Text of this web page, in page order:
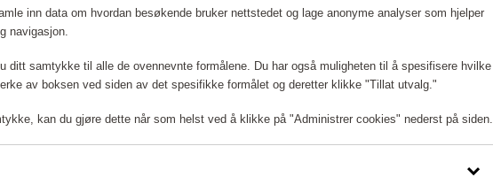
Logg inn for å handle
inn data om hvordan besøkende bruker nettstedet og lage anonyme analyser som hjelper
navigasjon.
ditt samtykke til alle de ovennevnte formålene. Du har også muligheten til å spesifisere hvilke
av boksen ved siden av det spesifikke formålet og deretter klikke "Tillat utvalg."
kan du gjøre dette når som helst ved å klikke på "Administrer cookies" nederst på siden.